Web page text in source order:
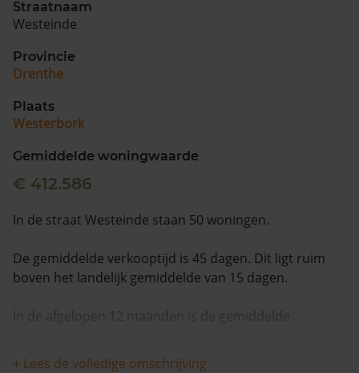
Straatnaam
Westeinde
Provincie
Drenthe
Plaats
Westerbork
Gemiddelde woningwaarde
€ 412.586
In de straat Westeinde staan 50 woningen.
De gemiddelde verkooptijd is 45 dagen. Dit ligt ruim
boven het landelijk gemiddelde van 15 dagen.
In de afgelopen 12 maanden is de gemiddelde
+ Lees de volledige omschrijving